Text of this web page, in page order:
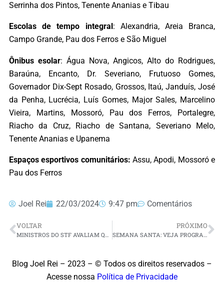
Serrinha dos Pintos, Tenente Ananias e Tibau
Escolas de tempo integral : Alexandria, Areia Branca,
Campo Grande, Pau dos Ferros e São Miguel
Ônibus esolar: Água Nova, Angicos, Alto do Rodrigues,
Baraúna, Encanto, Dr. Severiano, Frutuoso Gomes,
Governador Dix-Sept Rosado, Grossos, Itaú, Janduís, José
da Penha, Lucrécia, Luís Gomes, Major Sales, Marcelino
Vieira, Martins, Mossoró, Pau dos Ferros, Portalegre,
Riacho da Cruz, Riacho de Santana, Severiano Melo,
Tenente Ananias e Upanema
Espaços esportivos comunitários: Assu, Apodi, Mossoró e
Pau dos Ferros
Joel Rei 22/03/2024 9:47 pm Comentários
VOLTAR
MINISTROS DO STF AVALIAM QUE TODOS OS POLÍTICOS ENVOLVIDOS EM GOLPE FICARÃO INELEGÍVEIS
PRÓXIMO
SEMANA SANTA: VEJA PROGRAMAÇÃO DAS MISSAS EM NATAL E NO INTERIOR DO RN
Blog Joel Rei – 2023 – © Todos os direitos reservados –
Acesse nossa Política de Privacidade